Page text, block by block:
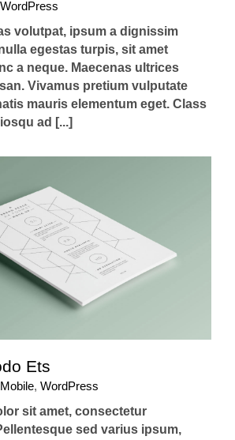
WordPress
volutpat, ipsum a dignissim
egestas turpis, sit amet
a neque. Maecenas ultrices
Vivamus pretium vulputate
mauris elementum eget. Class
ad [...]
Ets
Mobile, WordPress
sit amet, consectetur
sed varius ipsum,